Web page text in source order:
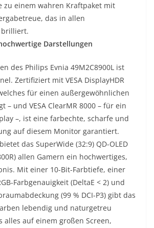
zu einem wahren Kraftpaket mit
das in allen
brilliert.
Darstellungen
des Philips Evnia 49M2C8900L ist
Zertifiziert mit VESA DisplayHDR
für einen außergewöhnlichen
– und VESA ClearMR 8000 – für ein
–, ist eine farbechte, scharfe und
auf diesem Monitor garantiert.
das SuperWide (32:9) QD-OLED
allen Gamern ein hochwertiges,
Mit einer 10-Bit-Farbtiefe, einer
Farbgenauigkeit (DeltaE < 2) und
(99 % DCI-P3) gibt das
lebendig und naturgetreu
alles auf einem großen Screen,